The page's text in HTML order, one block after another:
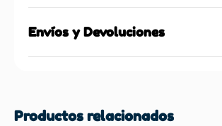
Envíos y Devoluciones
Productos relacionados